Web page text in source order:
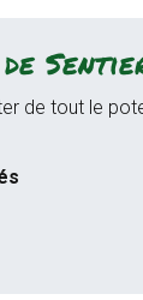
de tout le